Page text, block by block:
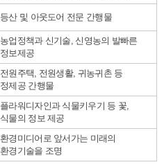
등산 및 아웃도어 전문 간행물
농업정책과 신기술, 신영농의 발빠른
정보제공
전원주택, 전원생활, 귀농귀촌 등
정제공 간행물
플라워디자인과 식물키우기 등 꽃,
식물의 정보 제공
환경미디어로 앞서가는 미래의
환경기술을 조명